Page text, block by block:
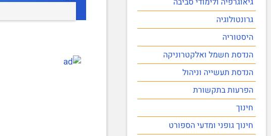
גרונטולוגיה
היסטוריה
הנדסת חשמל ואלקטרוניקה
הנדסת תעשייה וניהול
הפרעות בתקשורת
חינוך
חינוך גופני ומדעי הספורט